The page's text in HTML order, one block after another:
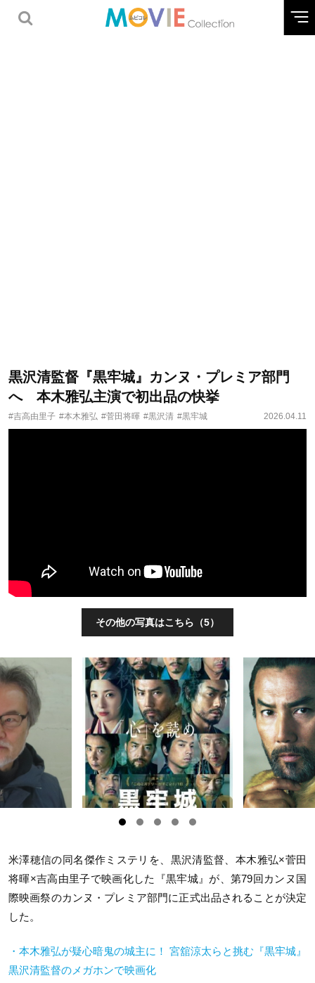
黒沢清監督『黒牢城』カンヌ・プレミア部門
へ 本木雅弘主演で初出品の快挙
#吉高由里子 #本木雅弘 #菅田将暉 #黒沢清 #黒牢城 2026.04.11
その他の写真はこちら（5）
米澤穂信の同名傑作ミステリを、黒沢清監督、本木雅弘×菅田
将暉×吉高由里子で映画化した『黒牢城』が、第79回カンヌ国
際映画祭のカンヌ・プレミア部門に正式出品されることが決定
した。
・本木雅弘が疑心暗鬼の城主に！ 宮舘涼太らと挑む『黒牢城』
黒沢清監督のメガホンで映画化